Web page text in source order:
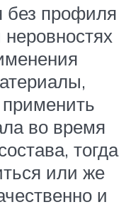
без профиля
во время
тогда
или же
и